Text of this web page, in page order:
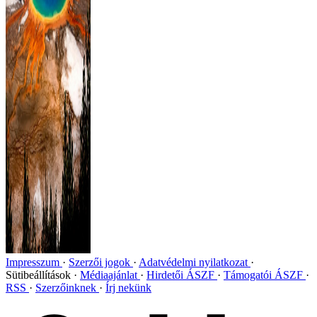
Impresszum Szerzői jogok
Adatvédelmi nyilatkozat
Sütibeállítások
Médiaajánlat Hirdetői ÁSZF
Támogatói ÁSZF
RSS
Szerzőinknek Írj nekünk